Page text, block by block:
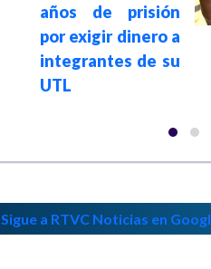
años de prisión
por exigir dinero a
integrantes de su
UTL
Sigue a RTVC Noticias en